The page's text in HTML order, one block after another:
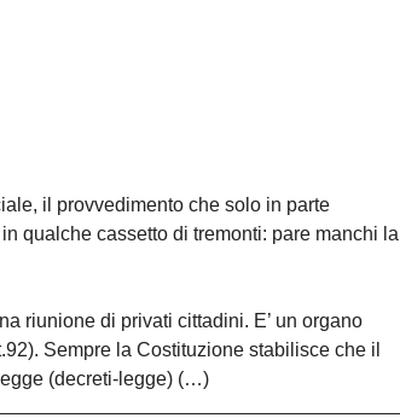
il provvedimento che solo in parte
qualche cassetto di tremonti: pare manchi la
riunione di privati cittadini. E’ un organo
Sempre la Costituzione stabilisce che il
(decreti-legge) (…)